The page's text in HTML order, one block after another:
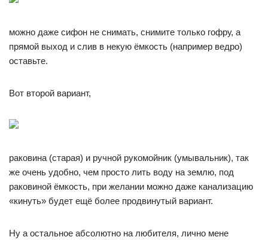
можно даже сифон не снимать, снимите только гофру, а
прямой выход и слив в некую ёмкость (например ведро)
оставьте.
Вот второй вариант,
раковина (старая) и ручной рукомойник (умывальник), так
же очень удобно, чем просто лить воду на землю, под
раковиной ёмкость, при желании можно даже канализацию
«кинуть» будет ещё более продвинутый вариант.
Ну а остальное абсолютно на любителя, лично мене